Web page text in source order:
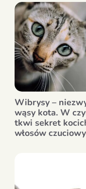
Wibrysy –
wąsy kota. W
tkwi sekret
włosów